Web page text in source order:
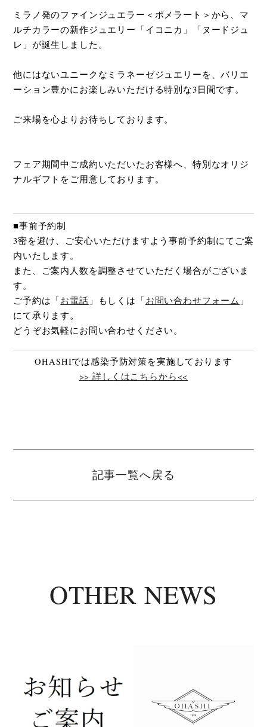
ミラノ発のファインジュエラー＜ポメラート＞から、マ
ルチカラーの新作ジュエリー「イコニカ」「ヌードジュ
レ」が誕生しました。
他にはないユニークなミラネーゼジュエリーを、バリエ
ーション豊かにお楽しみいただける特別な3日間です。
ご来場を心よりお待ちしております。
フェア期間中ご成約いただいたお客様へ、特別なオリジ
ナルギフトをご用意しております。
■事前予約制
3密を避け、ご安心いただけますよう事前予約制にてご案
内いたします。
また、ご案内人数を調整させていただく場合がございま
す。
ご予約は「お電話 」もしくは「お問い合わせフォーム 」
にて承ります。
どうぞお気軽にお問い合わせください。
OHASHIでは感染予防対策を実施しております
>> 詳しくはこちらから<<
記事一覧へ戻る
OTHER NEWS